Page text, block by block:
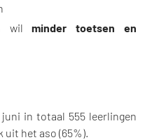
wilminder toetsen en
in totaal 555 leerlingen
het aso (65%).